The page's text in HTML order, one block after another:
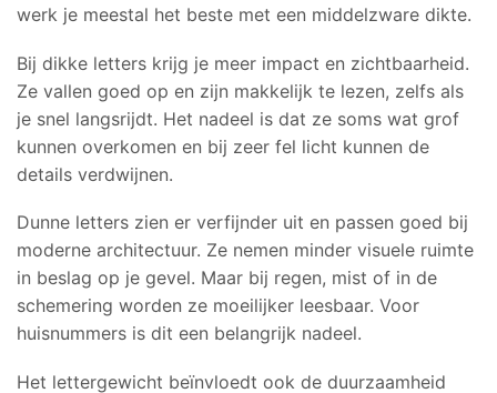
werk je meestal het beste met een middelzware dikte.
Bij dikke letters krijg je meer impact en zichtbaarheid.
Ze vallen goed op en zijn makkelijk te lezen, zelfs als
je snel langsrijdt. Het nadeel is dat ze soms wat grof
kunnen overkomen en bij zeer fel licht kunnen de
details verdwijnen.
Dunne letters zien er verfijnder uit en passen goed bij
moderne architectuur. Ze nemen minder visuele ruimte
in beslag op je gevel. Maar bij regen, mist of in de
schemering worden ze moeilijker leesbaar. Voor
huisnummers is dit een belangrijk nadeel.
Het lettergewicht beïnvloedt ook de duurzaamheid